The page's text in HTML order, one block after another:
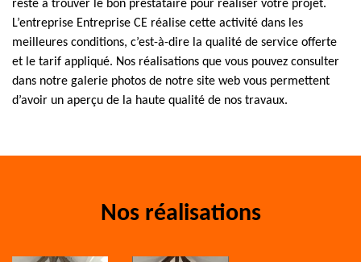
reste à trouver le bon prestataire pour réaliser votre projet.
L’entreprise Entreprise CE réalise cette activité dans les
meilleures conditions, c’est-à-dire la qualité de service offerte
et le tarif appliqué. Nos réalisations que vous pouvez consulter
dans notre galerie photos de notre site web vous permettent
d’avoir un aperçu de la haute qualité de nos travaux.
Nos réalisations